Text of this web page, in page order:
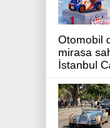
Otomobil
mirasa
İstanbul